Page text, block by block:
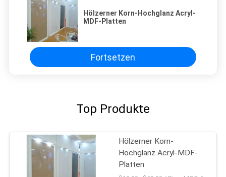
Hölzerner Korn-Hochglanz Acryl-
MDF-Platten
Fortsetzen
Top Produkte
Hölzerner Korn-
Hochglanz Acryl-MDF-
Platten